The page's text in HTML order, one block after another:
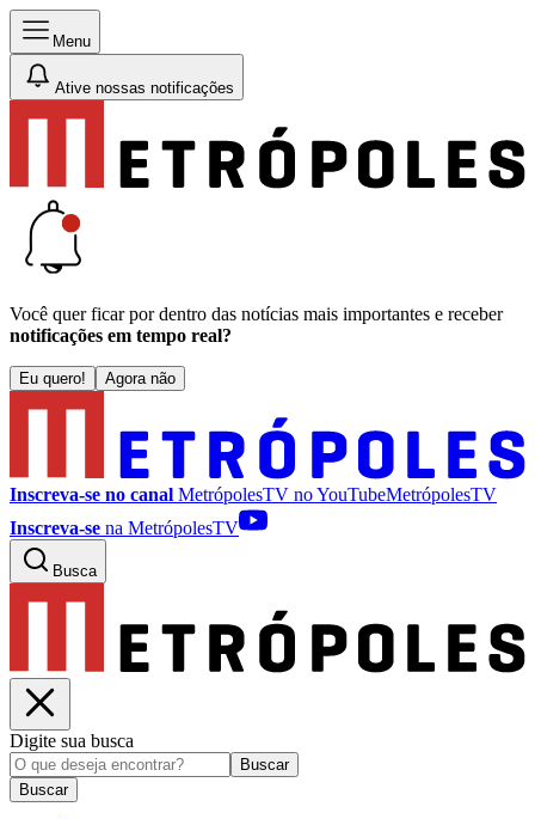
Menu
Ative nossas notificações
Você quer ficar por dentro das notícias mais importantes e receber
notificações em tempo real?
Eu quero! Agora não
Inscreva-se no canal MetrópolesTV noYouTubeMetrópolesTV
Inscreva-se na MetrópolesTV
Busca
Digite sua busca
Buscar
Buscar